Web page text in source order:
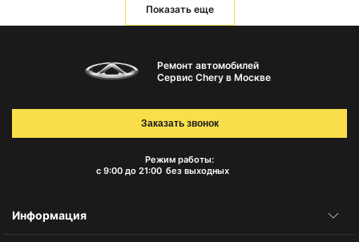
Показать еще
Ремонт автомобилей
Сервис Chery в Москве
Режим работы:
с 9:00 до 21:00 без выходных
Заказать звонок
Информация